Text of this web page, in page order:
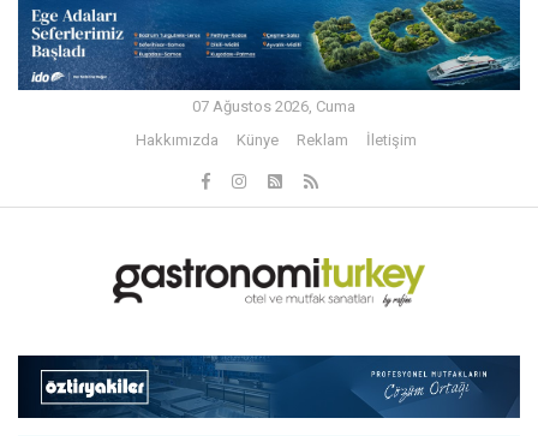
07 Ağustos 2026, Cuma
Hakkımızda
Künye Reklam İletişim